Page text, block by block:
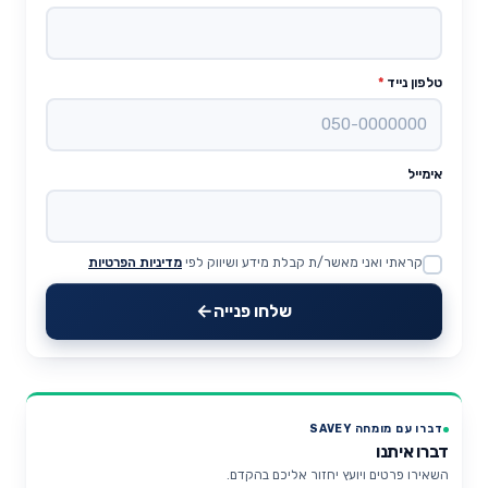
טלפון נייד *
אימייל
Website
קראתי ואני מאשר/ת קבלת מידע ושיווק לפי מדיניות הפרטיות
שלחו פנייה
דברו עם מומחה SAVEY
דברו איתנו
השאירו פרטים ויועץ יחזור אליכם בהקדם.